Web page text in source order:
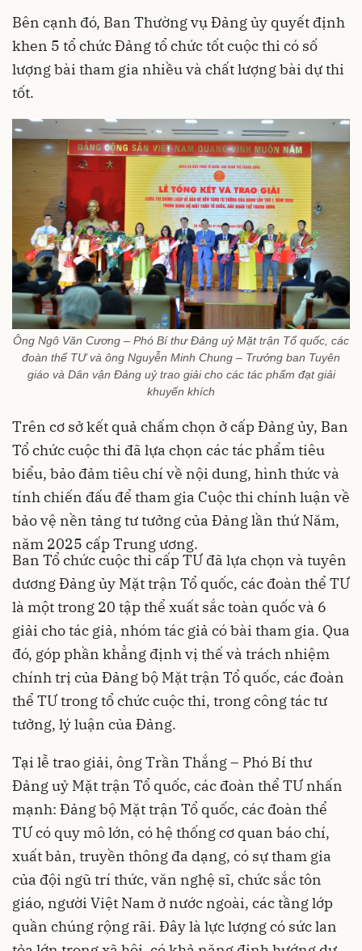
Bên cạnh đó, Ban Thường vụ Đảng ủy quyết định
khen 5 tổ chức Đảng tổ chức tốt cuộc thi có số
lượng bài tham gia nhiều và chất lượng bài dự thi
tốt.
Ông Ngô Văn Cương – Phó Bí thư Đảng uỷ Mặt trận Tổ quốc, các
đoàn thể TƯ và ông Nguyễn Minh Chung – Trưởng ban Tuyên
giáo và Dân vận Đảng uỷ trao giải cho các tác phẩm đạt giải
khuyến khích
Trên cơ sở kết quả chấm chọn ở cấp Đảng ủy, Ban
Tổ chức cuộc thi đã lựa chọn các tác phẩm tiêu
biểu, bảo đảm tiêu chí về nội dung, hình thức và
tính chiến đấu để tham gia Cuộc thi chính luận về
bảo vệ nền tảng tư tưởng của Đảng lần thứ Năm,
năm 2025 cấp Trung ương.
Ban Tổ chức cuộc thi cấp TƯ đã lựa chọn và tuyên
dương Đảng ủy Mặt trận Tổ quốc, các đoàn thể TƯ
là một trong 20 tập thể xuất sắc toàn quốc và 6
giải cho tác giả, nhóm tác giả có bài tham gia. Qua
đó, góp phần khẳng định vị thế và trách nhiệm
chính trị của Đảng bộ Mặt trận Tổ quốc, các đoàn
thể TƯ trong tổ chức cuộc thi, trong công tác tư
tưởng, lý luận của Đảng.
Tại lễ trao giải, ông Trần Thắng – Phó Bí thư
Đảng uỷ Mặt trận Tổ quốc, các đoàn thể TƯ nhấn
mạnh: Đảng bộ Mặt trận Tổ quốc, các đoàn thể
TƯ có quy mô lớn, có hệ thống cơ quan báo chí,
xuất bản, truyền thông đa dạng, có sự tham gia
của đội ngũ trí thức, văn nghệ sĩ, chức sắc tôn
giáo, người Việt Nam ở nước ngoài, các tầng lớp
quần chúng rộng rãi. Đây là lực lượng có sức lan